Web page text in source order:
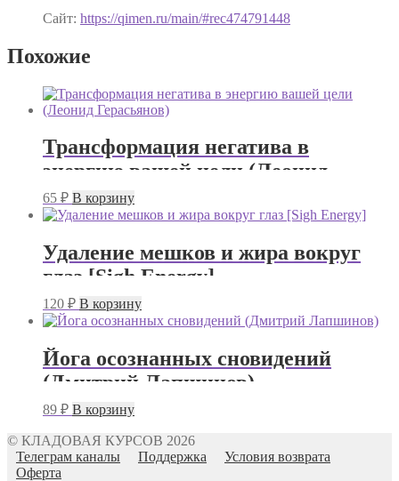
Сайт: https://qimen.ru/main/#rec474791448
Похожие
Трансформация негатива в
энергию вашей цели (Леонид
Герасьянов)
65 ₽ В корзину
Удаление мешков и жира вокруг
глаз [Sigh Energy]
120 ₽ В корзину
Йога осознанных сновидений
(Дмитрий Лапшинов)
89 ₽ В корзину
© КЛАДОВАЯ КУРСОВ 2026
Телеграм каналы
Поддержка
Условия возврата
Оферта